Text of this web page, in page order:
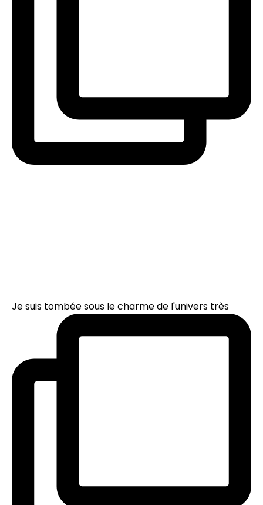
Je suis tombée sous le charme de l'univers très